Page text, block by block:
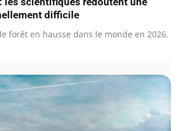
difficile
forêt en hausse dans le monde en 2026.